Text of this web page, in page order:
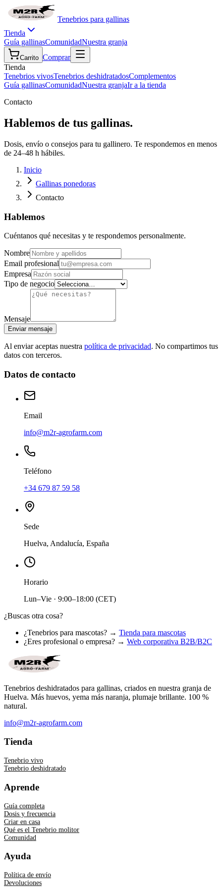
Tenebrios para gallinas
Tienda
Guía gallinasComunidadNuestra granja
Carrito Comprar
Tienda
Tenebrios vivosTenebrios deshidratadosComplementos
Guía gallinasComunidadNuestra granjaIr a la tienda
Contacto
Hablemos de tus gallinas.
Dosis, envío o consejos para tu gallinero. Te respondemos en menos
de 24–48 h hábiles.
Inicio
Gallinas ponedoras
Contacto
Hablemos
Cuéntanos qué necesitas y te respondemos personalmente.
Nombre
Email profesional
Empresa
Tipo de negocio
Mensaje
Enviar mensaje
Al enviar aceptas nuestra política de privacidad. No compartimos tus
datos con terceros.
Datos de contacto
Email
info@m2r-agrofarm.com
Teléfono
+34 679 87 59 58
Sede
Huelva, Andalucía, España
Horario
Lun–Vie · 9:00–18:00 (CET)
¿Buscas otra cosa?
¿Tenebrios para mascotas? → Tienda para mascotas
¿Eres profesional o empresa? → Web corporativa B2B/B2C
Tenebrios deshidratados para gallinas, criados en nuestra granja de
Huelva. Más huevos, yema más naranja, plumaje brillante. 100 %
natural.
info@m2r-agrofarm.com
Tienda
Tenebrio vivo
Tenebrio deshidratado
Aprende
Guía completa
Dosis y frecuencia
Criar en casa
Qué es el Tenebrio molitor
Comunidad
Ayuda
Política de envío
Devoluciones